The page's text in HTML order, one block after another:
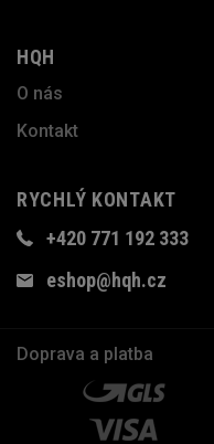
HQH
O nás
Kontakt
RYCHLÝ KONTAKT
+420 771 192 333
eshop@hqh.cz
Doprava a platba